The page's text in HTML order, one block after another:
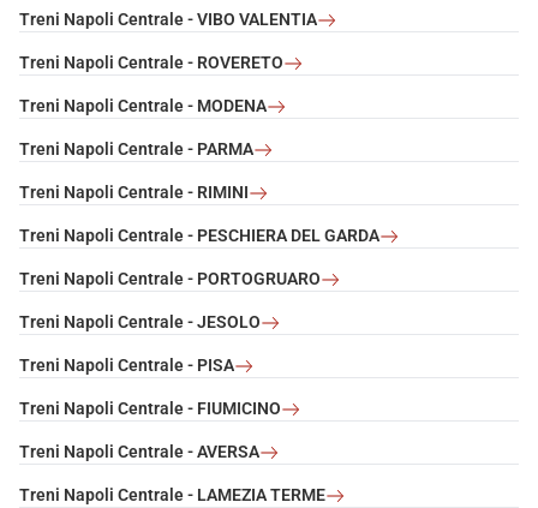
Treni Napoli Centrale - VIBO VALENTIA
Treni Napoli Centrale - ROVERETO
Treni Napoli Centrale - MODENA
Treni Napoli Centrale - PARMA
Treni Napoli Centrale - RIMINI
Treni Napoli Centrale - PESCHIERA DEL GARDA
Treni Napoli Centrale - PORTOGRUARO
Treni Napoli Centrale - JESOLO
Treni Napoli Centrale - PISA
Treni Napoli Centrale - FIUMICINO
Treni Napoli Centrale - AVERSA
Treni Napoli Centrale - LAMEZIA TERME